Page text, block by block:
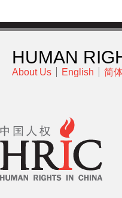
HUMAN
About Us English 简